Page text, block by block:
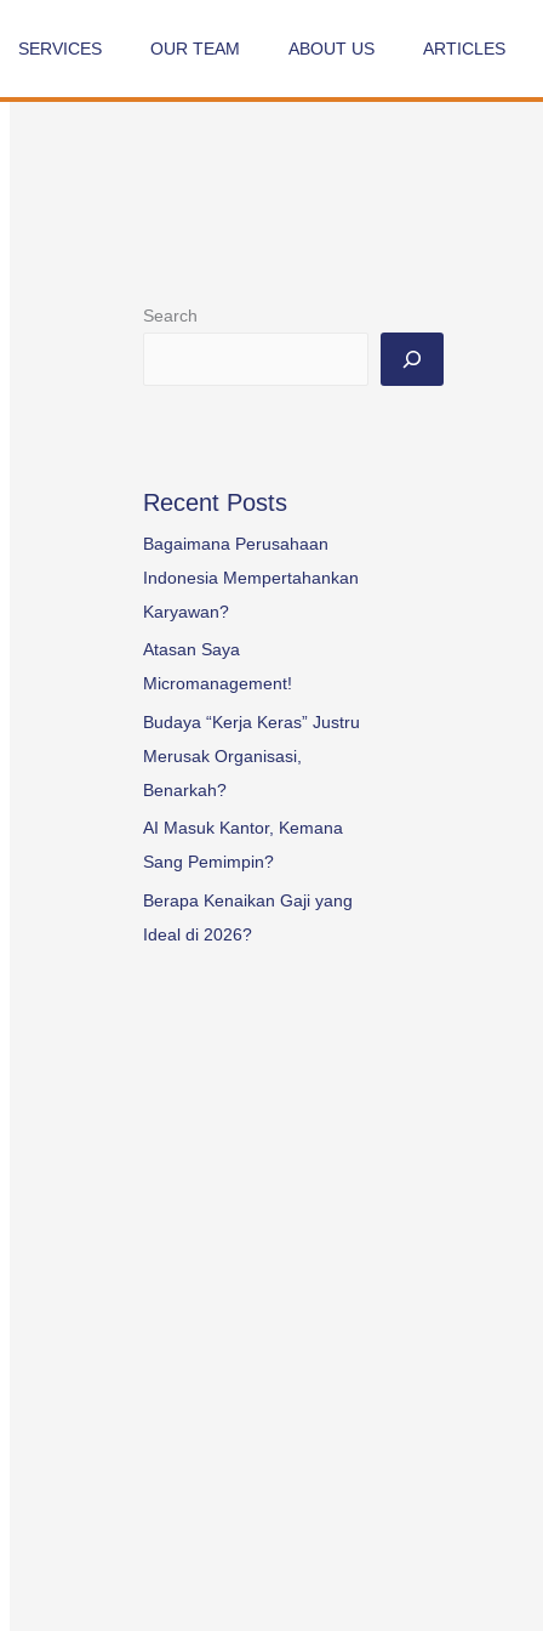
SERVICES OUR TEAM ABOUT US ARTICLES
Search
Recent Posts
Bagaimana Perusahaan
Indonesia Mempertahankan
Karyawan?
Atasan Saya
Micromanagement!
Budaya “Kerja Keras” Justru
Merusak Organisasi,
Benarkah?
AI Masuk Kantor, Kemana
Sang Pemimpin?
Berapa Kenaikan Gaji yang
Ideal di 2026?